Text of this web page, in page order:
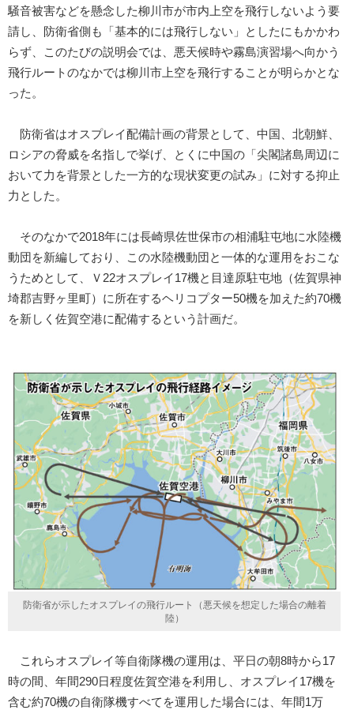
騒音被害などを懸念した柳川市が市内上空を飛行しないよう要
請し、防衛省側も「基本的には飛行しない」としたにもかかわ
らず、このたびの説明会では、悪天候時や霧島演習場へ向かう
飛行ルートのなかでは柳川市上空を飛行することが明らかとな
った。
防衛省はオスプレイ配備計画の背景として、中国、北朝鮮、
ロシアの脅威を名指しで挙げ、とくに中国の「尖閣諸島周辺に
おいて力を背景とした一方的な現状変更の試み」に対する抑止
力とした。
そのなかで2018年には長崎県佐世保市の相浦駐屯地に水陸機
動団を新編しており、この水陸機動団と一体的な運用をおこな
うためとして、Ｖ22オスプレイ17機と目達原駐屯地（佐賀県神
埼郡吉野ヶ里町）に所在するヘリコプター50機を加えた約70機
を新しく佐賀空港に配備するという計画だ。
防衛省が示したオスプレイの飛行ルート（悪天候を想定した場合の離着
陸）
これらオスプレイ等自衛隊機の運用は、平日の朝8時から17
時の間、年間290日程度佐賀空港を利用し、オスプレイ17機を
含む約70機の自衛隊機すべてを運用した場合には、年間1万